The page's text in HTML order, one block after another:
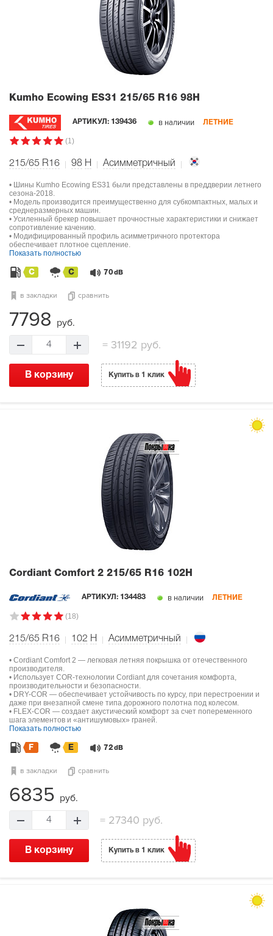
Kumho Ecowing ES31 215/65 R16 98H
АРТИКУЛ: 139436 в наличии ЛЕТНИЕ
(1)
215/65 R16 98 H Асимметричный
• Шины Kumho Ecowing ES31 были представлены в преддверии летнего
сезона-2018.
• Модель производится преимущественно для субкомпактных, малых и
среднеразмерных машин.
• Усиленный брекер повышает прочностные характеристики и снижает
сопротивление качению.
• Модифицированный профиль асимметричного протектора
обеспечивает плотное сцепление.
Показать полностью
C C 70 dB
в закладки сравнить
7798 руб.
4 =31192 руб.
В корзину Купить в 1 клик
Cordiant Comfort 2 215/65 R16 102H
АРТИКУЛ: 134483 в наличии ЛЕТНИЕ
(18)
215/65 R16 102 H Асимметричный
• Cordiant Comfort 2 — легковая летняя покрышка от отечественного
производителя.
• Использует COR-технологии Cordiant для сочетания комфорта,
производительности и безопасности.
• DRY-COR — обеспечивает устойчивость по курсу, при перестроении и
даже при внезапной смене типа дорожного полотна под колесом.
• FLEX-COR — создает акустический комфорт за счет попеременного
шага элементов и «антишумовых» граней.
Показать полностью
F E 72 dB
в закладки сравнить
6835 руб.
4 = 27340 руб.
В корзину Купить в 1 клик